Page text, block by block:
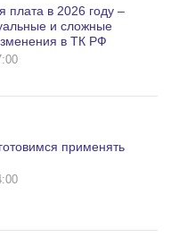
плата в 2026 году –
и сложные
в ТК РФ
применять